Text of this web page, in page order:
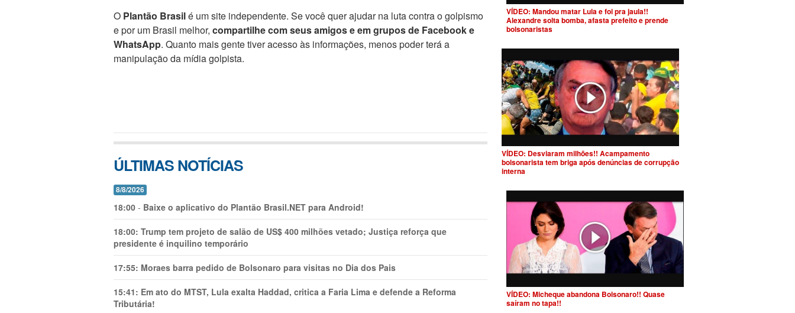
O Plantão Brasilé um site independente. Se você quer ajudar na luta contra o golpismo
e por um Brasil melhor, compartilhe com seus amigos e em grupos de Facebook e
WhatsApp. Quanto mais gente tiver acesso às informações, menos poder terá a
manipulação da mídia golpista.
ÚLTIMAS NOTÍCIAS
8/8/2026
18:00 - Baixe o aplicativo do Plantão Brasil.NET para Android!
18:00: Trump tem projeto de salão de US$ 400 milhões vetado; Justiça reforça que
presidente é inquilino temporário
17:55: Moraes barra pedido de Bolsonaro para visitas no Dia dos Pais
15:41: Em ato do MTST, Lula exalta Haddad, critica a Faria Lima e defende a Reforma
Tributária!
VÍDEO: Mandou matar Lula e foi pra jaula!!
Alexandre solta bomba, afasta prefeito e prende
bolsonaristas
VÍDEO: Desviaram milhões!! Acampamento
bolsonarista tem briga após denúncias de corrupção
interna
VÍDEO: Micheque abandona Bolsonaro!! Quase
saíram no tapa!!